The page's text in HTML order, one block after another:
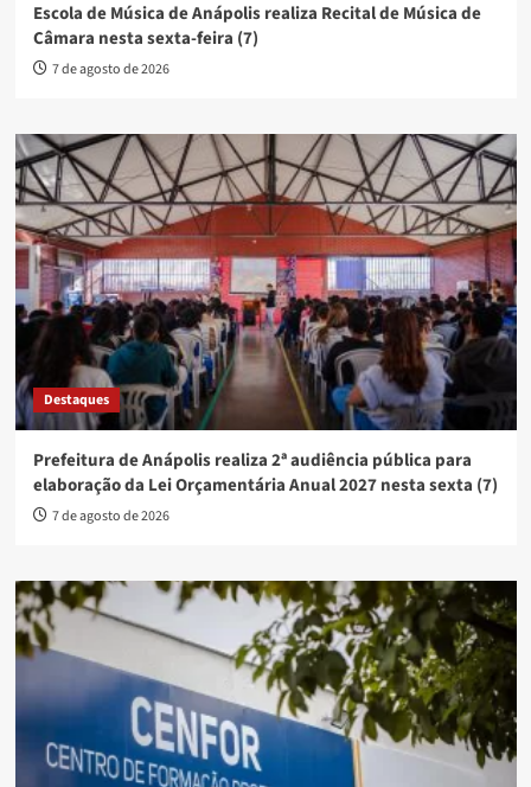
Escola de Música de Anápolis realiza Recital de Música de
Câmara nesta sexta-feira (7)
7 de agosto de 2026
Destaques
Prefeitura de Anápolis realiza 2ª audiência pública para
elaboração da Lei Orçamentária Anual 2027 nesta sexta (7)
7 de agosto de 2026